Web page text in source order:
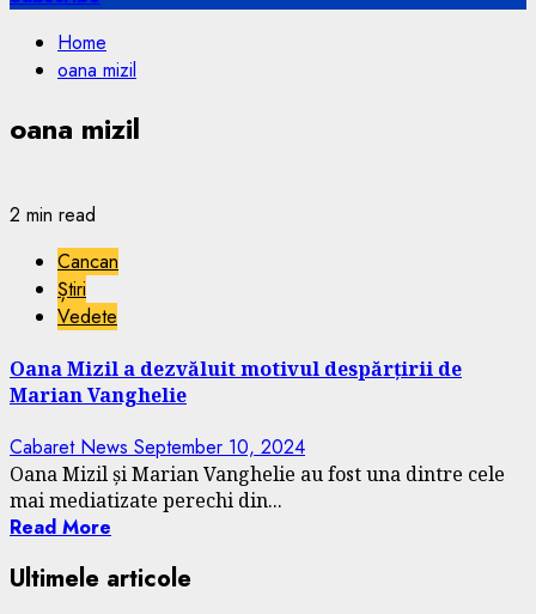
Home
oana mizil
oana mizil
2 min read
Cancan
Știri
Vedete
Oana Mizil a dezvăluit motivul despărțirii de
Marian Vanghelie
Cabaret News September 10, 2024
Oana Mizil și Marian Vanghelie au fost una dintre cele
mai mediatizate perechi din...
Read More
Ultimele articole